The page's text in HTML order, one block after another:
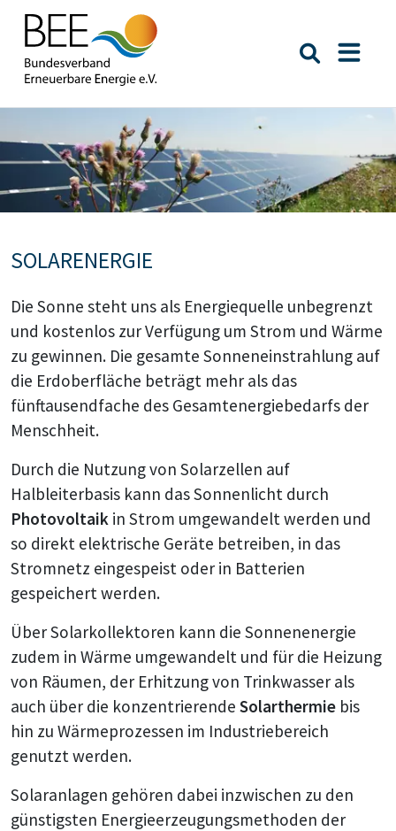
Suche
SOLARENERGIE
Die Sonne steht uns als Energiequelle unbegrenzt
und kostenlos zur Verfügung um Strom und Wärme
zu gewinnen. Die gesamte Sonneneinstrahlung auf
die Erdoberfläche beträgt mehr als das
fünftausendfache des Gesamtenergiebedarfs der
Menschheit.
Durch die Nutzung von Solarzellen auf
Halbleiterbasis kann das Sonnenlicht durch
Photovoltaik in Strom umgewandelt werden und
so direkt elektrische Geräte betreiben, in das
Stromnetz eingespeist oder in Batterien
gespeichert werden.
Über Solarkollektoren kann die Sonnenenergie
zudem in Wärme umgewandelt und für die Heizung
von Räumen, der Erhitzung von Trinkwasser als
auch über die konzentrierende Solarthermie bis
hin zu Wärmeprozessen im Industriebereich
genutzt werden.
Solaranlagen gehören dabei inzwischen zu den
günstigsten Energieerzeugungsmethoden der